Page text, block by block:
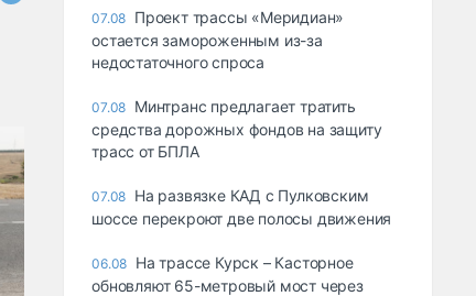
07.08 Проект трассы «Меридиан»
остается замороженным из-за
недостаточного спроса
07.08 Минтранс предлагает тратить
средства дорожных фондов на защиту
трасс от БПЛА
07.08 На развязке КАД с Пулковским
шоссе перекроют две полосы движения
06.08 На трассе Курск – Касторное
обновляют 65-метровый мост через